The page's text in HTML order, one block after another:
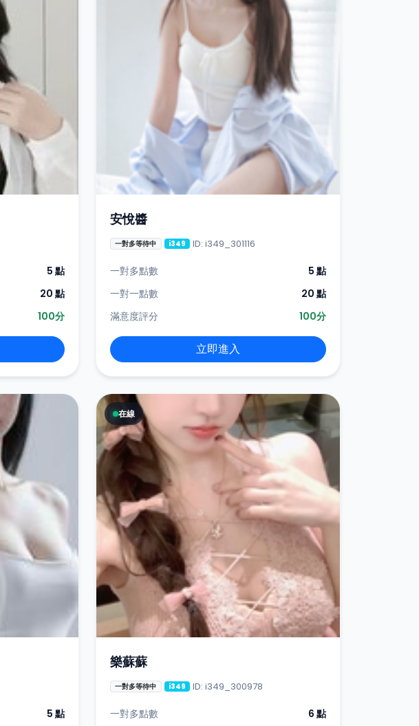
5 點
20 點
100分
安悅醬
一對多等待中 i349 ID: i349_301116
一對多點數
5 點
一對一點數
20 點
滿意度評分
100分
立即進入
5 點
在線
樂蘇蘇
一對多等待中 i349 ID: i349_300978
一對多點數 6 點